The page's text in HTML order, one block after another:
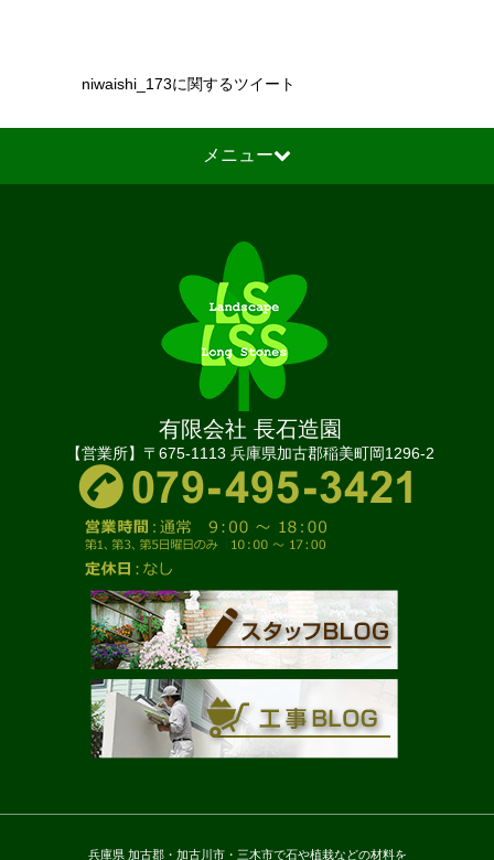
niwaishi_173に関するツイート
メニュー
有限会社 長石造園
【営業所】〒675-1113 兵庫県加古郡稲美町岡1296-2
兵庫県 加古郡・加古川市・三木市で石や植栽などの材料を